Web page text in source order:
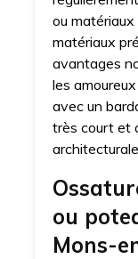
ou
matériaux
avantages
les
avec un
très court et
ou
Mons-